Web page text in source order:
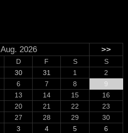
Aug. 2026 >>
D F S
S
30 31 1
2
6 7 8
9
13 14 15
16
20 21 22
23
27 28 29
30
3 4 5 6